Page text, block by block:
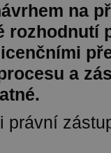
na
rozhodnutí
a
právní